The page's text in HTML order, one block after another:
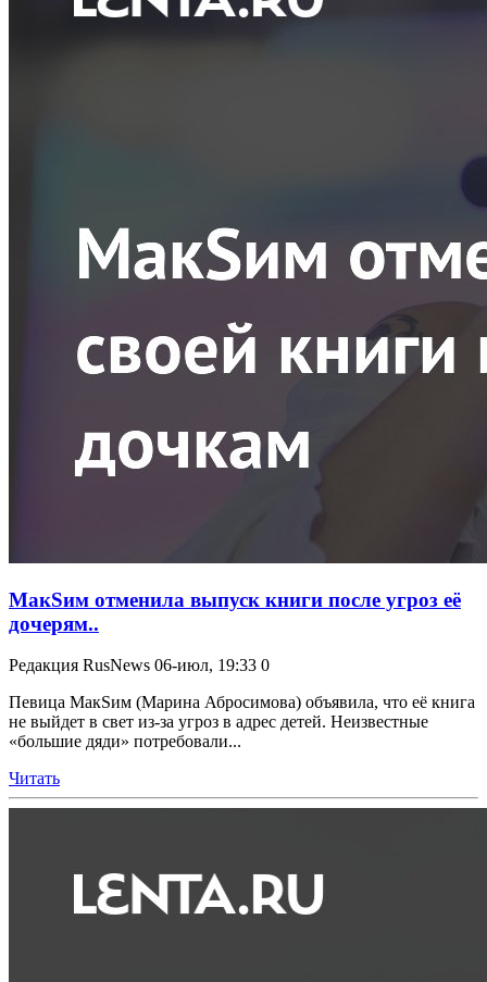
МакSим отменила выпуск книги после угроз её
дочерям..
Редакция RusNews 06-июл, 19:33 0
Певица МакSим (Марина Абросимова) объявила, что её книга
не выйдет в свет из-за угроз в адрес детей. Неизвестные
«большие дяди» потребовали...
Читать